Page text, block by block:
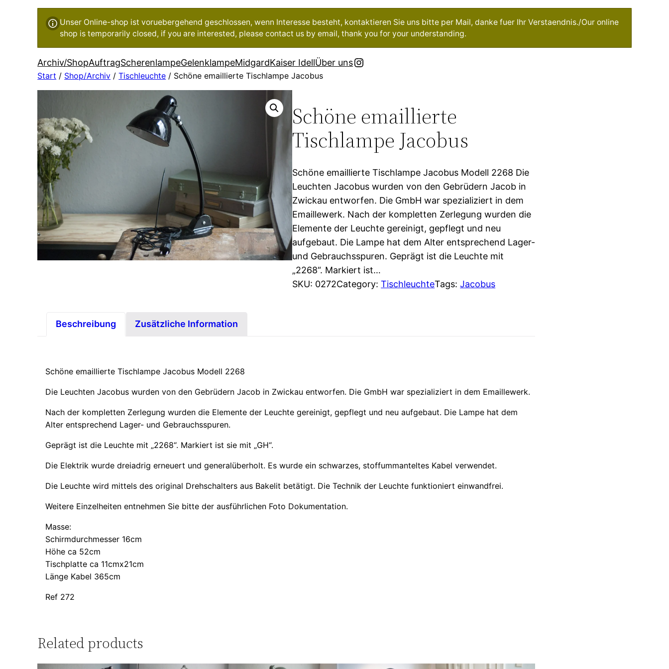
Unser Online-shop ist voruebergehend geschlossen, wenn Interesse besteht, kontaktieren Sie uns bitte per Mail, danke fuer Ihr Verstaendnis./Our online
shop is temporarily closed, if you are interested, please contact us by email, thank you for your understanding.
Archiv/ShopAuftragScherenlampeGelenklampeMidgardKaiser IdellÜber unsInstagram
Start / Shop/Archiv /Tischleuchte / Schöne emaillierte Tischlampe Jacobus
Schöne emaillierte
Tischlampe Jacobus
Schöne emaillierte Tischlampe Jacobus Modell 2268 Die
Leuchten Jacobus wurden von den Gebrüdern Jacob in
Zwickau entworfen. Die GmbH war spezializiert in dem
Emaillewerk. Nach der kompletten Zerlegung wurden die
Elemente der Leuchte gereinigt, gepflegt und neu
aufgebaut. Die Lampe hat dem Alter entsprechend Lager-
und Gebrauchsspuren. Geprägt ist die Leuchte mit
„2268“. Markiert ist…
SKU: 0272Category:TischleuchteTags:Jacobus
Beschreibung Zusätzliche Information
Schöne emaillierte Tischlampe Jacobus Modell 2268
Die Leuchten Jacobus wurden von den Gebrüdern Jacob in Zwickau entworfen. Die GmbH war spezializiert in dem Emaillewerk.
Nach der kompletten Zerlegung wurden die Elemente der Leuchte gereinigt, gepflegt und neu aufgebaut. Die Lampe hat dem
Alter entsprechend Lager- und Gebrauchsspuren.
Geprägt ist die Leuchte mit „2268“. Markiert ist sie mit „GH“.
Die Elektrik wurde dreiadrig erneuert und generalüberholt. Es wurde ein schwarzes, stoffummanteltes Kabel verwendet.
Die Leuchte wird mittels des original Drehschalters aus Bakelit betätigt. Die Technik der Leuchte funktioniert einwandfrei.
Weitere Einzelheiten entnehmen Sie bitte der ausführlichen Foto Dokumentation.
Masse:
Schirmdurchmesser 16cm
Höhe ca 52cm
Tischplatte ca 11cmx21cm
Länge Kabel 365cm
Ref 272
Related products